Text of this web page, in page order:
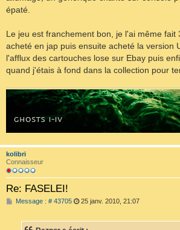
épaté.
Le jeu est franchement bon, je l'ai même fait
acheté en jap puis ensuite acheté la version
l'afflux des cartouches lose sur Ebay puis
quand j'étais à fond dans la collection pour
kolibri
Connaisseur
Re: FASELEI!
Message : # 43705M 25 janv. 2010, 21:07